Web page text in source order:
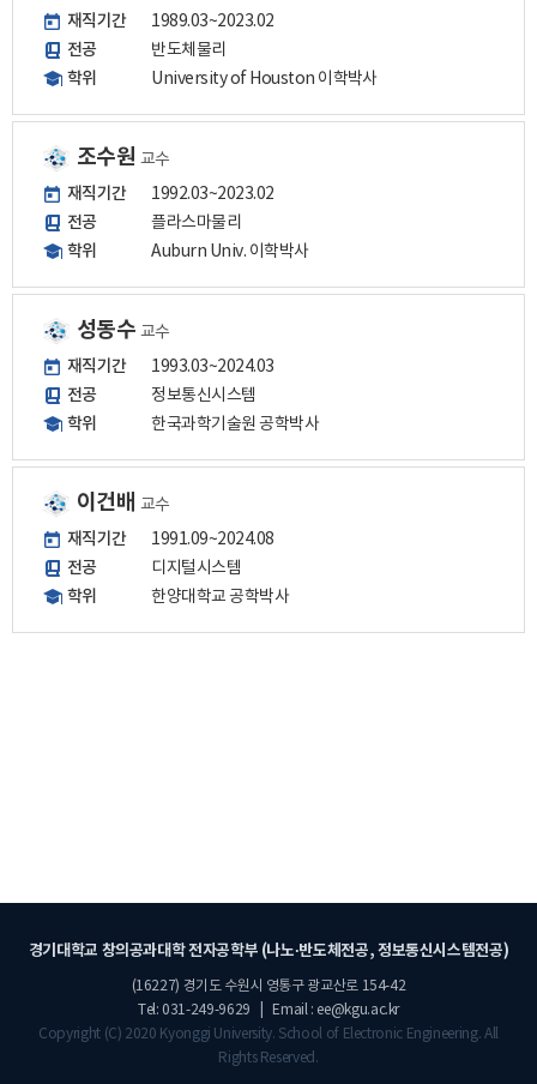
재직기간 1989.03~2023.02
전공 반도체물리
학위 University of Houston 이학박사
조수원 교수
재직기간 1992.03~2023.02
전공 플라스마물리
학위 Auburn Univ. 이학박사
성동수 교수
재직기간 1993.03~2024.03
전공 정보통신시스템
학위 한국과학기술원 공학박사
이건배 교수
재직기간 1991.09~2024.08
전공 디지털시스템
학위 한양대학교 공학박사
경기대학교 창의공과대학 전자공학부 (나노·반도체전공, 정보통신시스템전공)
(16227) 경기도 수원시 영통구 광교산로 154-42
Tel: 031-249-9629 | Email : ee@kgu.ac.kr
Copyright (C) 2020 Kyonggi University. School of Electronic Engineering. All
Rights Reserved.